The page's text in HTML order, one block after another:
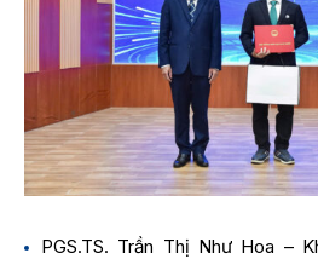
PGS.TS. Trần Thị Như Hoa –